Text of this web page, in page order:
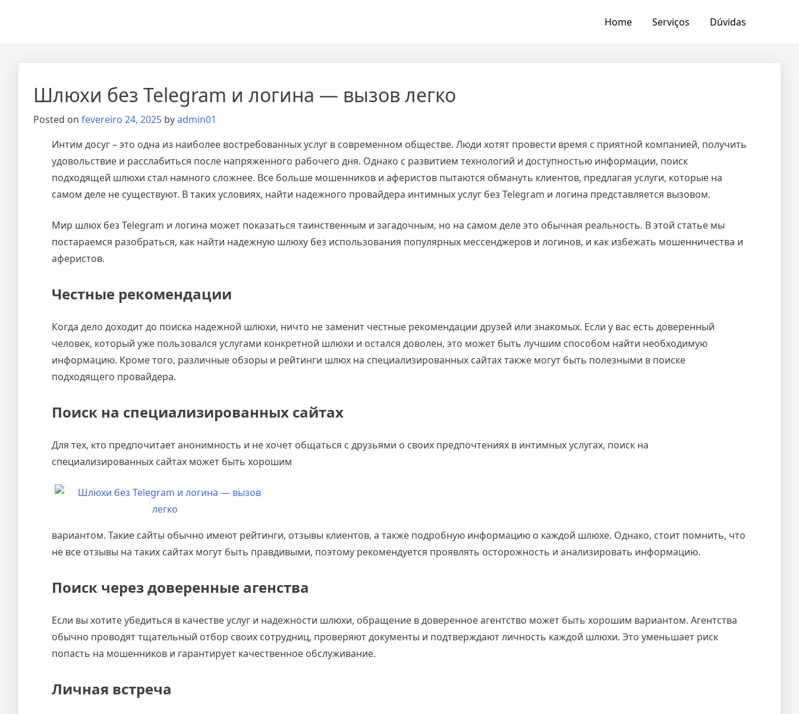
Home Serviços Dúvidas
Шлюхи без Telegram и логина — вызов легко
Posted on fevereiro 24, 2025 byadmin01
Интим досуг – это одна из наиболее востребованных услуг в современном обществе. Люди хотят провести время с приятной компанией, получить
удовольствие и расслабиться после напряженного рабочего дня. Однако с развитием технологий и доступностью информации, поиск
подходящей шлюхи стал намного сложнее. Все больше мошенников и аферистов пытаются обмануть клиентов, предлагая услуги, которые на
самом деле не существуют. В таких условиях, найти надежного провайдера интимных услуг без Telegram и логина представляется вызовом.
Мир шлюх без Telegram и логина может показаться таинственным и загадочным, но на самом деле это обычная реальность. В этой статье мы
постараемся разобраться, как найти надежную шлюху без использования популярных мессенджеров и логинов, и как избежать мошенничества и
аферистов.
Честные рекомендации
Когда дело доходит до поиска надежной шлюхи, ничто не заменит честные рекомендации друзей или знакомых. Если у вас есть доверенный
человек, который уже пользовался услугами конкретной шлюхи и остался доволен, это может быть лучшим способом найти необходимую
информацию. Кроме того, различные обзоры и рейтинги шлюх на специализированных сайтах также могут быть полезными в поиске
подходящего провайдера.
Поиск на специализированных сайтах
Для тех, кто предпочитает анонимность и не хочет общаться с друзьями о своих предпочтениях в интимных услугах, поиск на
специализированных сайтах может быть хорошим
вариантом. Такие сайты обычно имеют рейтинги, отзывы клиентов, а также подробную информацию о каждой шлюхе. Однако, стоит помнить, что
не все отзывы на таких сайтах могут быть правдивыми, поэтому рекомендуется проявлять осторожность и анализировать информацию.
Поиск через доверенные агенства
Если вы хотите убедиться в качестве услуг и надежности шлюхи, обращение в доверенное агентство может быть хорошим вариантом. Агентства
обычно проводят тщательный отбор своих сотрудниц, проверяют документы и подтверждают личность каждой шлюхи. Это уменьшает риск
попасть на мошенников и гарантирует качественное обслуживание.
Личная встреча